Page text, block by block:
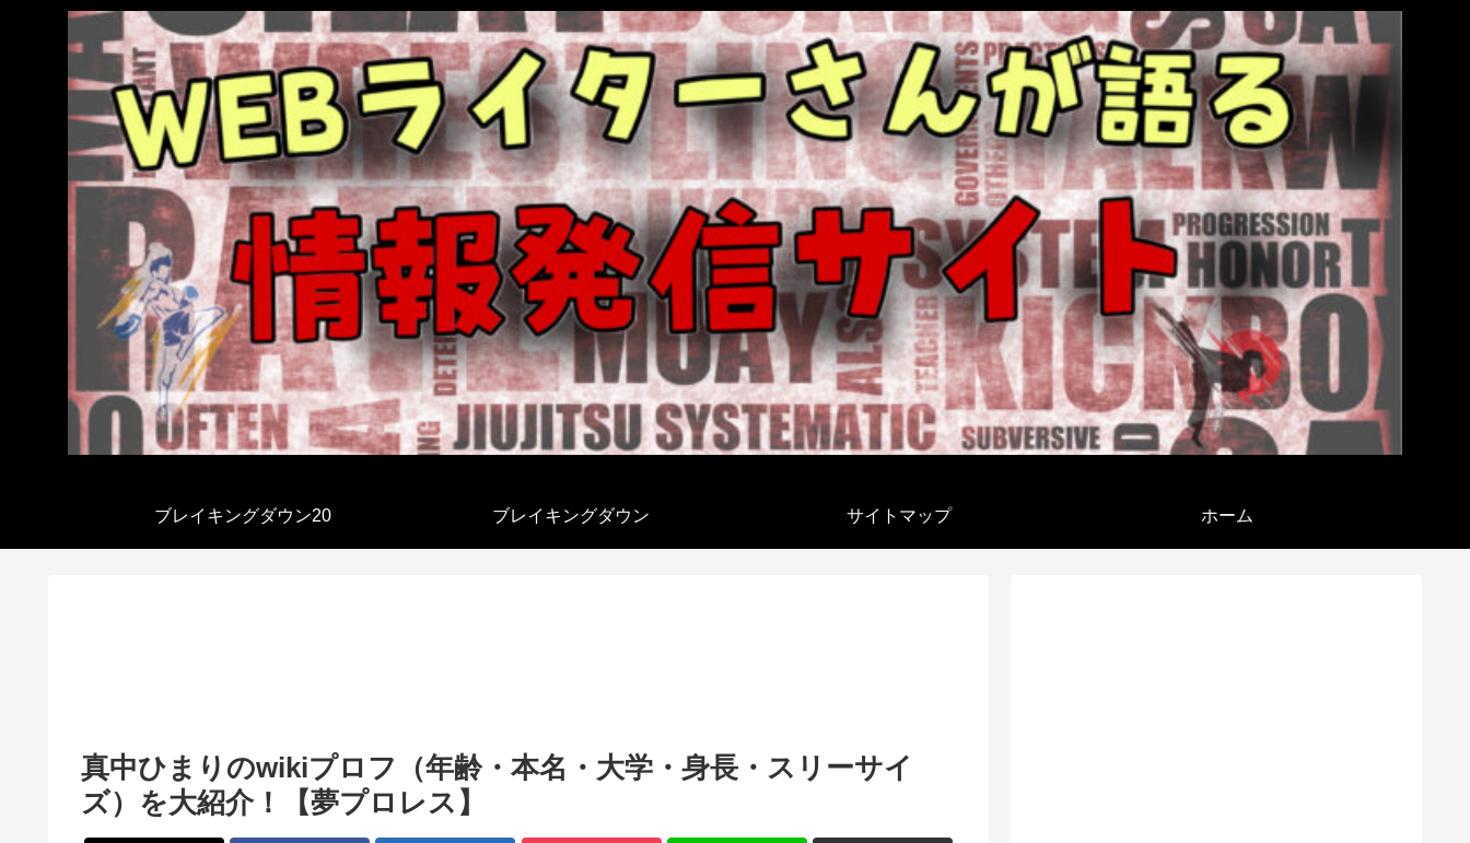
ブレイキングダウン20 ブレイキングダウン サイトマップ ホーム
真中ひまりのwikiプロフ（年齢・本名・大学・身長・スリーサイ
ズ）を大紹介！【夢プロレス】